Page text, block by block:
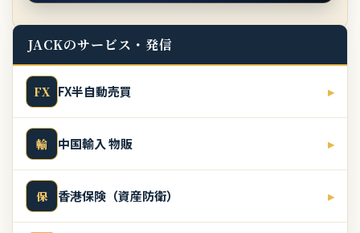
JACKのサービス・発信
FX FX半自動売買 ▸
輸 中国輸入 物販 ▸
保 香港保険（資産防衛） ▸